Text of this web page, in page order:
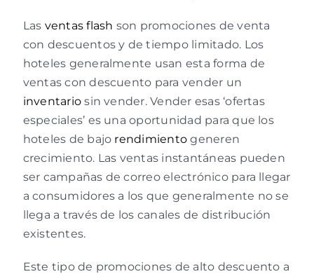
Las ventas flash son promociones de venta
con descuentos y de tiempo limitado. Los
hoteles generalmente usan esta forma de
ventas con descuento para vender un
inventario sin vender. Vender esas ‘ofertas
especiales’ es una oportunidad para que los
hoteles de bajo rendimiento generen
crecimiento. Las ventas instantáneas pueden
ser campañas de correo electrónico para llegar
a consumidores a los que generalmente no se
llega a través de los canales de distribución
existentes.
Este tipo de promociones de alto descuento a